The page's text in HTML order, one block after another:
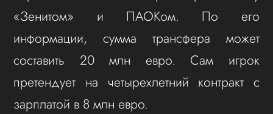
«Зенитом» и ПАОКом. По его
информации, сумма трансфера может
составить 20 млн евро. Сам игрок
претендует на четырехлетний контракт с
зарплатой в 8 млн евро.